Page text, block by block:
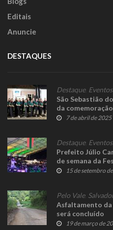
Editais
Anuncie
DESTAQUES
Destaque, Eventos,
São Sebastião
da
7 de abril de 2025
Destaque, Eventos,
Prefeito Júlio
de semana da
excelente
15 de setembro
Pelo Vale,
Asfaltamento
será concluído
19 de março de